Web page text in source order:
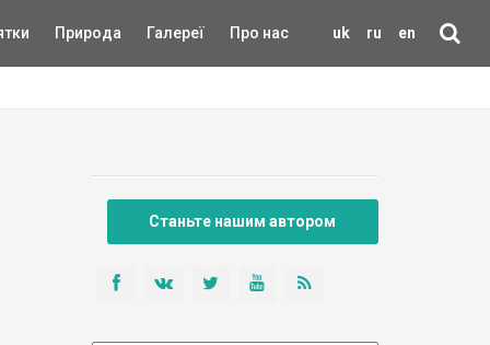
uk ru en
Природа Галереї Про нас
Станьте нашим автором